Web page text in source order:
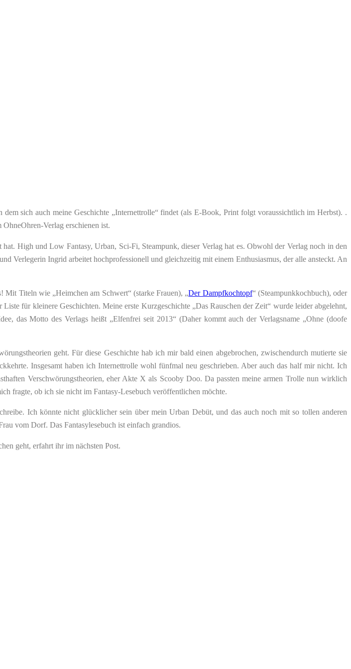
dem sich auch meine Geschichte „Internettrolle“ findet (als E-Book, Print folgt voraussichtlich im Herbst). .
Verlag erschienen ist.
High und Low Fantasy, Urban, Sci-Fi, Steampunk, dieser Verlag hat es. Obwohl der Verlag noch in den
Verlegerin Ingrid arbeitet hochprofessionell und gleichzeitig mit einem Enthusiasmus, der alle ansteckt. An
Mit Titeln wie „Heimchen am Schwert“ (starke Frauen), „Der Dampfkochtopf“ (Steampunkkochbuch), oder
für kleinere Geschichten. Meine erste Kurzgeschichte „Das Rauschen der Zeit“ wurde leider abgelehnt,
das Motto des Verlags heißt „Elfenfrei seit 2013“ (Daher kommt auch der Verlagsname „Ohne (doofe
geht. Für diese Geschichte hab ich mir bald einen abgebrochen, zwischendurch mutierte sie
Insgesamt haben ich Internettrolle wohl fünfmal neu geschrieben. Aber auch das half mir nicht. Ich
Verschwörungstheorien, eher Akte X als Scooby Doo. Da passten meine armen Trolle nun wirklich
fragte, ob ich sie nicht im Fantasy-Lesebuch veröffentlichen möchte.
Ich könnte nicht glücklicher sein über mein Urban Debüt, und das auch noch mit so tollen anderen
vom Dorf. Das Fantasylesebuch ist einfach grandios.
geht, erfahrt ihr im nächsten Post.